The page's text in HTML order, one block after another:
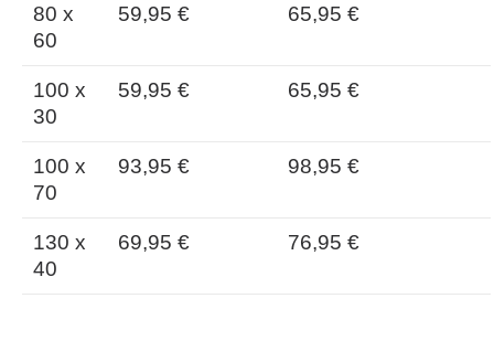
80 x
60
59,95 € 65,95 €
100 x
30
59,95 € 65,95 €
100 x
70
93,95 € 98,95 €
130 x
40
69,95 € 76,95 €